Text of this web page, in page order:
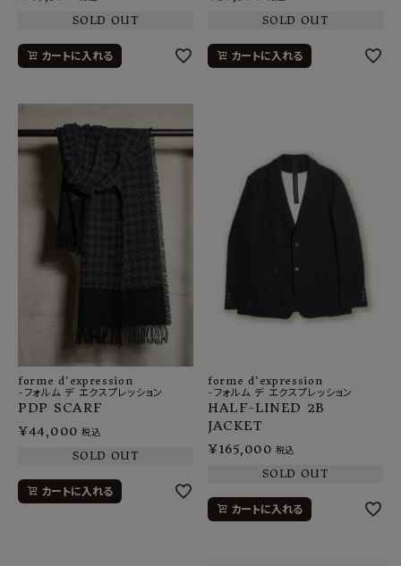
SOLD OUT
カートに入れる
SOLD OUT
カートに入れる
forme d'expression
-フォルム デ エクスプレッション
PDP SCARF
¥44,000 税込
SOLD OUT
カートに入れる
forme d'expression
-フォルム デ エクスプレッション
HALF-LINED 2B
JACKET
¥165,000 税込
SOLD OUT
カートに入れる